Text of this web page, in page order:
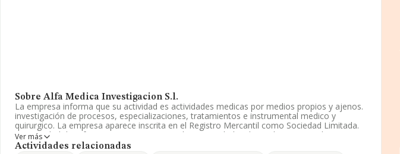
Sobre Alfa Medica Investigacion S.l.
La empresa informa que su actividad es actividades medicas por medios propios y ajenos.
investigación de procesos, especializaciones, tratamientos e instrumental medico y
quirurgico. La empresa aparece inscrita en el Registro Mercantil como Sociedad Limitada.
La actividad de referencia CNAE corresponde a 'Actividades de medicina general', cuyo
Código es 8621. La empresa no tiene actividad en mercados exteriores.
Ver más
Actividades relacionadas